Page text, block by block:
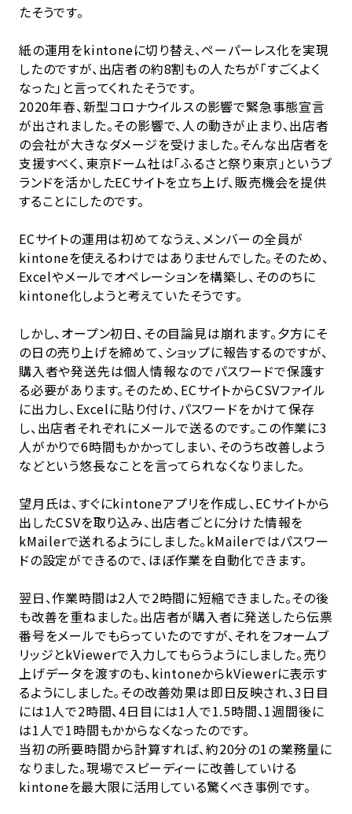
たそうです。
紙の運用をkintoneに切り替え、ペーパーレス化を実現
したのですが、出店者の約8割もの人たちが「すごくよく
なった」と言ってくれたそうです。
2020年春、新型コロナウイルスの影響で緊急事態宣言
が出されました。その影響で、人の動きが止まり、出店者
の会社が大きなダメージを受けました。そんな出店者を
支援すべく、東京ドーム社は「ふるさと祭り東京」というブ
ランドを活かしたECサイトを立ち上げ、販売機会を提供
することにしたのです。
ECサイトの運用は初めてなうえ、メンバーの全員が
kintoneを使えるわけではありませんでした。そのため、
Excelやメールでオペレーションを構築し、そののちに
kintone化しようと考えていたそうです。
しかし、オープン初日、その目論見は崩れます。夕方にそ
の日の売り上げを締めて、ショップに報告するのですが、
購入者や発送先は個人情報なのでパスワードで保護す
る必要があります。そのため、ECサイトからCSVファイル
に出力し、Excelに貼り付け、パスワードをかけて保存
し、出店者それぞれにメールで送るのです。この作業に3
人がかりで6時間もかかってしまい、そのうち改善しよう
などという悠長なことを言ってられなくなりました。
望月氏は、すぐにkintoneアプリを作成し、ECサイトから
出したCSVを取り込み、出店者ごとに分けた情報を
kMailerで送れるようにしました。kMailerではパスワー
ドの設定ができるので、ほぼ作業を自動化できます。
翌日、作業時間は2人で2時間に短縮できました。その後
も改善を重ねました。出店者が購入者に発送したら伝票
番号をメールでもらっていたのですが、それをフォームブ
リッジとkViewerで入力してもらうようにしました。売り
上げデータを渡すのも、kintoneからkViewerに表示す
るようにしました。その改善効果は即日反映され、3日目
には1人で2時間、4日目には1人で1.5時間、1週間後に
は1人で1時間もかからなくなったのです。
当初の所要時間から計算すれば、約20分の1の業務量に
なりました。現場でスピーディーに改善していける
kintoneを最大限に活用している驚くべき事例です。